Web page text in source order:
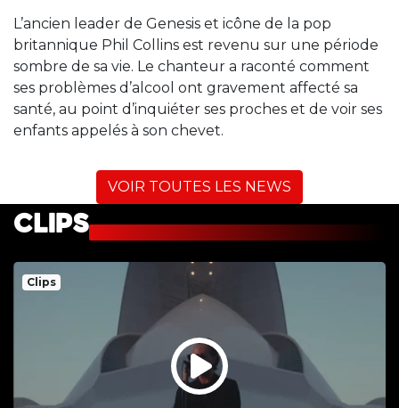
L’ancien leader de Genesis et icône de la pop
britannique Phil Collins est revenu sur une période
sombre de sa vie. Le chanteur a raconté comment
ses problèmes d’alcool ont gravement affecté sa
santé, au point d’inquiéter ses proches et de voir ses
enfants appelés à son chevet.
VOIR TOUTES LES NEWS
CLIPS
Clips